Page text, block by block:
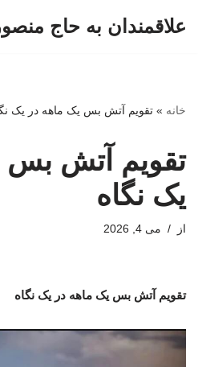
علاقمندان به حاج
خانه » تقویم آتش بس یک ماهه در یک
تقویم آتش بس
یک نگاه
از می 4, 2026
تقویم آتش بس یک ماهه در یک نگاه